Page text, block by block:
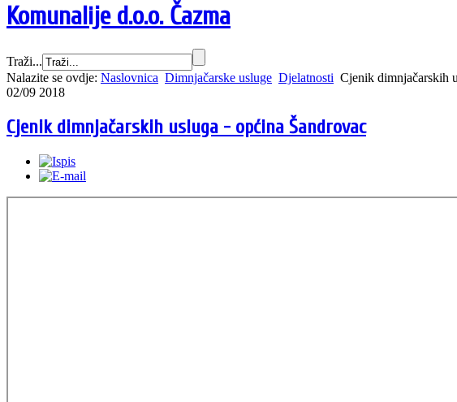
Komunalije d.o.o. Čazma
Traži...
Nalazite se ovdje: Naslovnica Dimnjačarske usluge Djelatnosti Cjenik dimnjačarskih
02/09 2018
Cjenik dimnjačarskih usluga - općina Šandrovac